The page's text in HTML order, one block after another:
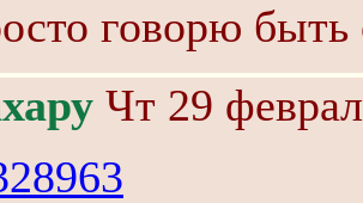
говорю быть
Чт 29